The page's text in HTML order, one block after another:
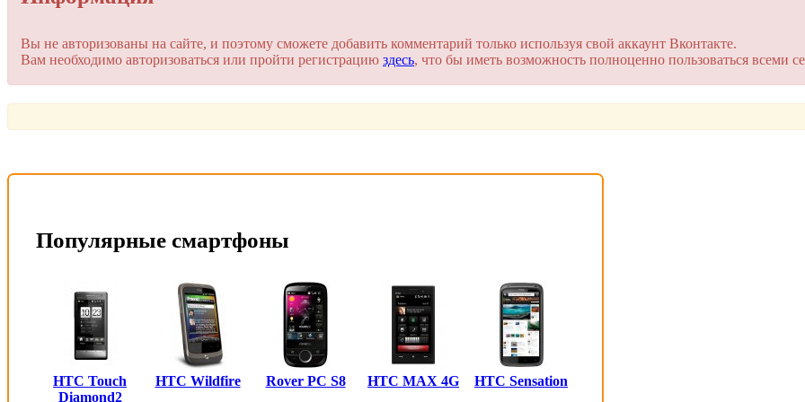
Пройти регистрацию
Вы не авторизованы на сайте, и поэтому сможете добавить комментарий только используя свой аккаунт Вконтакте.
Вам необходимо авторизоваться или пройти регистрацию здесь, что бы иметь возможность полноценно пользоваться всеми
Популярные смартфоны
HTC Touch
Diamond2
HTC Wildfire Rover PC S8 HTC MAX 4G HTC Sensation